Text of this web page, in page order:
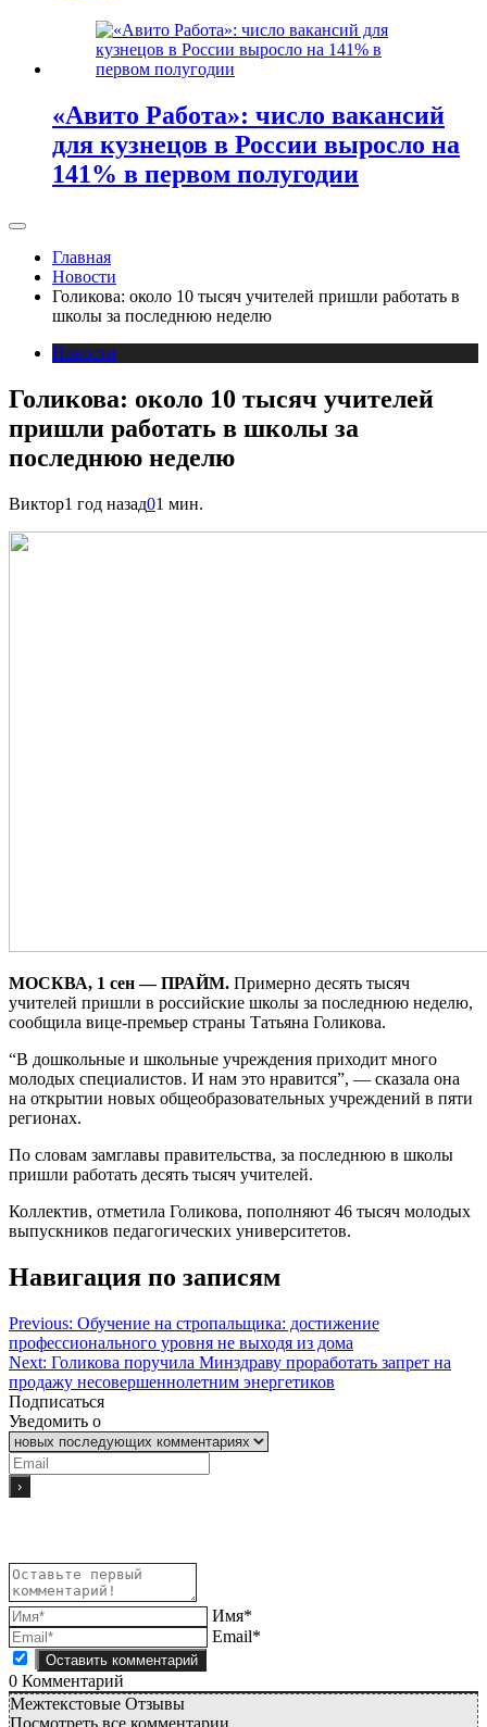
«Авито Работа»: число вакансий
для кузнецов в России выросло на
141% в первом полугодии
Главная
Новости
Голикова: около 10 тысяч учителей пришли работать в
школы за последнюю неделю
Новости
Голикова: около 10 тысяч учителей
пришли работать в школы за
последнюю неделю
Виктор1 год назад01 мин.
МОСКВА, 1 сен — ПРАЙМ. Примерно десять тысяч
учителей пришли в российские школы за последнюю неделю,
сообщила вице-премьер страны Татьяна Голикова.
“В дошкольные и школьные учреждения приходит много
молодых специалистов. И нам это нравится”, — сказала она
на открытии новых общеобразовательных учреждений в пяти
регионах.
По словам замглавы правительства, за последнюю в школы
пришли работать десять тысяч учителей.
Коллектив, отметила Голикова, пополняют 46 тысяч молодых
выпускников педагогических университетов.
Навигация по записям
Previous: Обучение на стропальщика: достижение
профессионального уровня не выходя из дома
Next: Голикова поручила Минздраву проработать запрет на
продажу несовершеннолетним энергетиков
Подписаться
Уведомить о
Имя*
Email*
0 Комментарий
Межтекстовые Отзывы
Посмотреть все комментарии